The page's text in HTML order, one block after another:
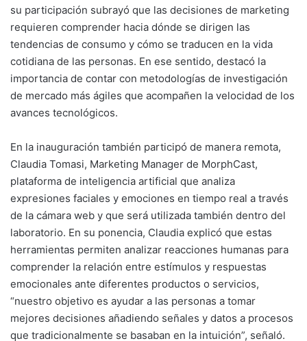
su participación subrayó que las decisiones de marketing
requieren comprender hacia dónde se dirigen las
tendencias de consumo y cómo se traducen en la vida
cotidiana de las personas. En ese sentido, destacó la
importancia de contar con metodologías de investigación
de mercado más ágiles que acompañen la velocidad de los
avances tecnológicos.
En la inauguración también participó de manera remota,
Claudia Tomasi, Marketing Manager de MorphCast,
plataforma de inteligencia artificial que analiza
expresiones faciales y emociones en tiempo real a través
de la cámara web y que será utilizada también dentro del
laboratorio. En su ponencia, Claudia explicó que estas
herramientas permiten analizar reacciones humanas para
comprender la relación entre estímulos y respuestas
emocionales ante diferentes productos o servicios,
“nuestro objetivo es ayudar a las personas a tomar
mejores decisiones añadiendo señales y datos a procesos
que tradicionalmente se basaban en la intuición”, señaló.